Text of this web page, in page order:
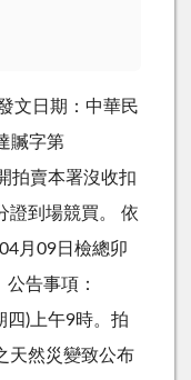
文日期：中華民
贓字第
拍賣本署沒收扣
證到場競買。 依
月09日檢總卯
公告事項：
四)上午9時。拍
天然災變致公布